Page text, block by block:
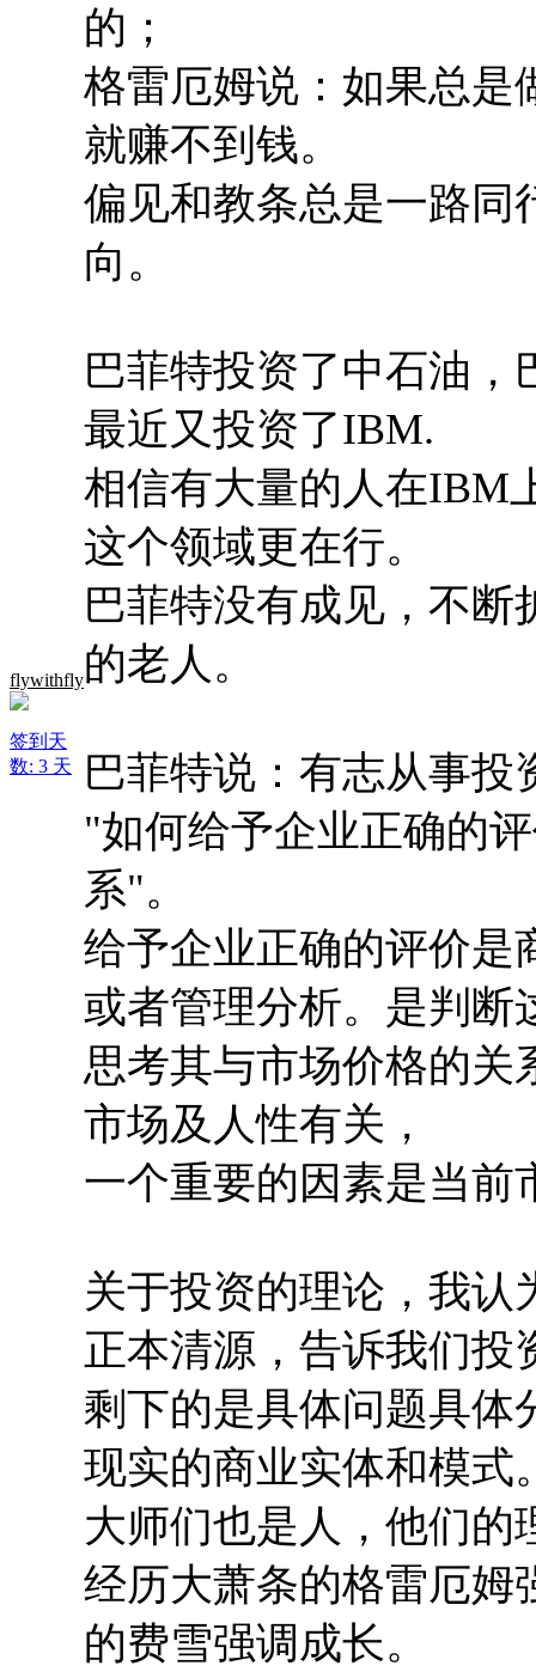
flywithfly
签到天
数: 3 天
的；
格雷厄姆说：如果总是
就赚不到钱。
偏见和教条总是一路同
向。
巴菲特投资了中石油，
最近又投资了IBM.
相信有大量的人在IBM
这个领域更在行。
巴菲特没有成见，不断
的老人。
巴菲特说：有志从事
"如何给予企业正确的
系"。
给予企业正确的评价是
或者管理分析。是判断
思考其与市场价格的关
市场及人性有关，
一个重要的因素是当前
关于投资的理论，我认
正本清源，告诉我们投
剩下的是具体问题具体
现实的商业实体和模式
大师们也是人，他们的
经历大萧条的格雷厄姆
的费雪强调成长。